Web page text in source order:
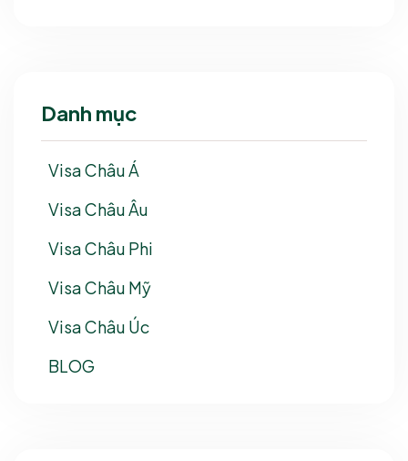
Danh mục
Visa Châu Á
Visa Châu Âu
Visa Châu Phi
Visa Châu Mỹ
Visa Châu Úc
BLOG